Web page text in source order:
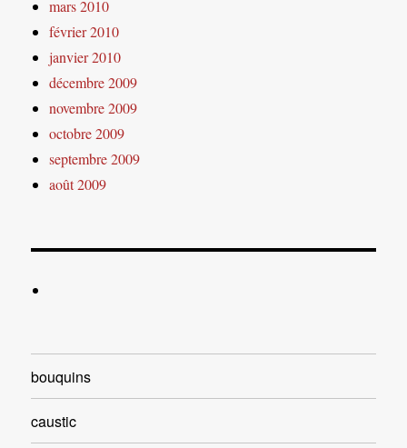
mars 2010
février 2010
janvier 2010
décembre 2009
novembre 2009
octobre 2009
septembre 2009
août 2009
bouquins
caustic